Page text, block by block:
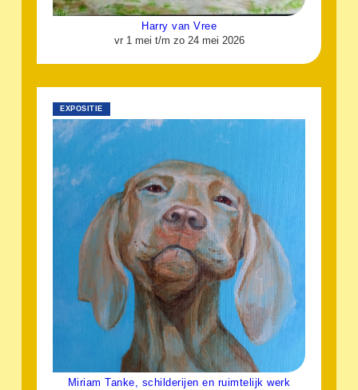
Harry van Vree
vr 1 mei t/m zo 24 mei 2026
EXPOSITIE
Miriam Tanke, schilderijen en ruimtelijk werk